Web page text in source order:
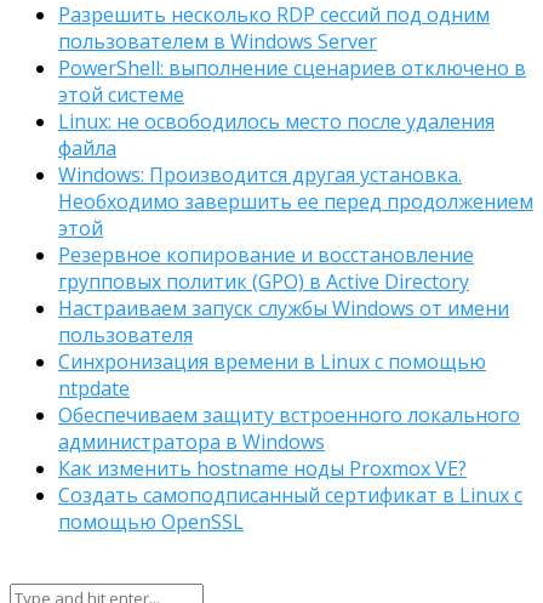
Разрешить несколько RDP сессий под одним
пользователем в Windows Server
PowerShell: выполнение сценариев отключено в
этой системе
Linux: не освободилось место после удаления
файла
Windows: Производится другая установка.
Необходимо завершить ее перед продолжением
этой
Резервное копирование и восстановление
групповых политик (GPO) в Active Directory
Настраиваем запуск службы Windows от имени
пользователя
Синхронизация времени в Linux с помощью
ntpdate
Обеспечиваем защиту встроенного локального
администратора в Windows
Как изменить hostname ноды Proxmox VE?
Создать самоподписанный сертификат в Linux с
помощью OpenSSL